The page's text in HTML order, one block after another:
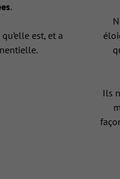
.
est, et a
Ils